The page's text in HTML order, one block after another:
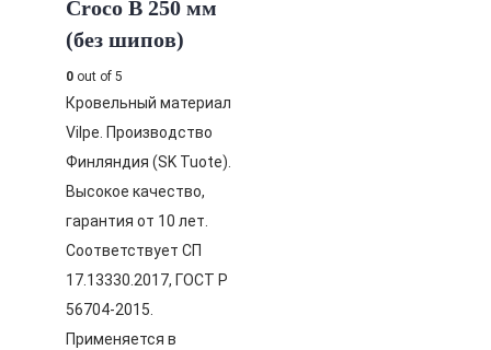
Croco B 250 мм
(без шипов)
0 out of 5
Кровельный материал
Vilpe. Производство
Финляндия (SK Tuote).
Высокое качество,
гарантия от 10 лет.
Соответствует СП
17.13330.2017, ГОСТ Р
56704-2015.
Применяется в